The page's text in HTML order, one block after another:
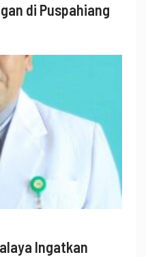
di Puspahiang
Ingatkan